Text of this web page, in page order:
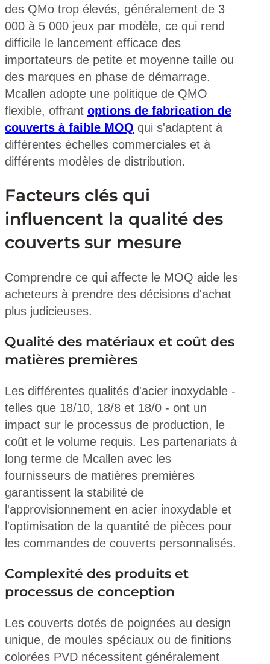
des QMo trop élevés, généralement de 3
000 à 5 000 jeux par modèle, ce qui rend
difficile le lancement efficace des
importateurs de petite et moyenne taille ou
des marques en phase de démarrage.
Mcallen adopte une politique de QMO
flexible, offrant options de fabrication de
couverts à faible MOQ qui s'adaptent à
différentes échelles commerciales et à
différents modèles de distribution.
Facteurs clés qui
influencent la qualité des
couverts sur mesure
Comprendre ce qui affecte le MOQ aide les
acheteurs à prendre des décisions d'achat
plus judicieuses.
Qualité des matériaux et coût des
matières premières
Les différentes qualités d'acier inoxydable -
telles que 18/10, 18/8 et 18/0 - ont un
impact sur le processus de production, le
coût et le volume requis. Les partenariats à
long terme de Mcallen avec les
fournisseurs de matières premières
garantissent la stabilité de
l'approvisionnement en acier inoxydable et
l'optimisation de la quantité de pièces pour
les commandes de couverts personnalisés.
Complexité des produits et
processus de conception
Les couverts dotés de poignées au design
unique, de moules spéciaux ou de finitions
colorées PVD nécessitent généralement